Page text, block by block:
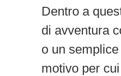
Dentro a
di avventura
o un
motivo per